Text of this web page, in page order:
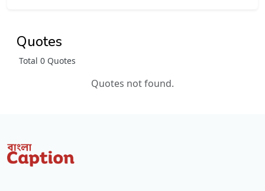
Quotes
Total 0 Quotes
Quotes not found.